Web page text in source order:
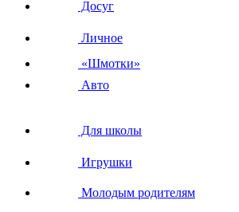
Досуг
Личное
«Шмотки»
Авто
Для школы
Игрушки
Молодым родителям